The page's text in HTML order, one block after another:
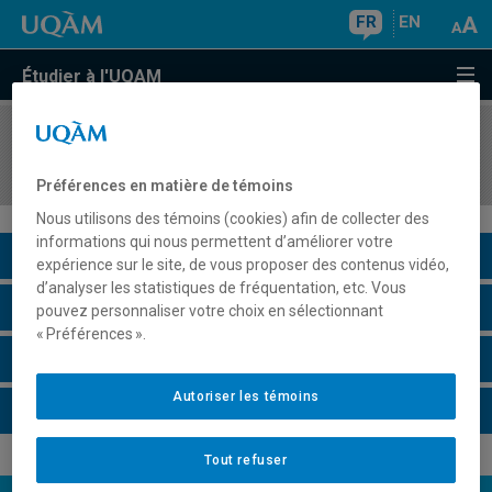
FR EN
Étudier à l'UQAM
COURS//
Description du cours
Horaire - Été 2026
Préférences en matière de témoins
Nous utilisons des témoins (cookies) afin de collecter des
informations qui nous permettent d’améliorer votre
expérience sur le site, de vous proposer des contenus vidéo,
d’analyser les statistiques de fréquentation, etc. Vous
pouvez personnaliser votre choix en sélectionnant
« Préférences ».
Tout refuser
Autoriser les témoins